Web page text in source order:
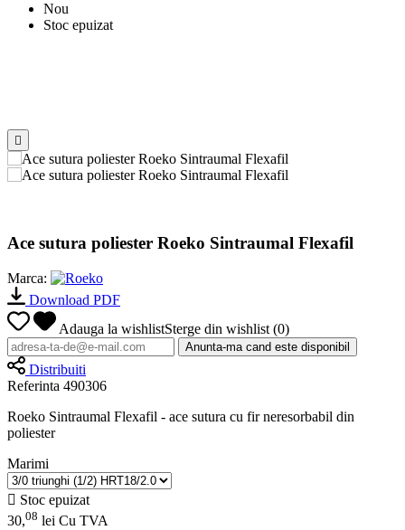
Nou
Stoc epuizat

Ace sutura poliester Roeko Sintraumal Flexafil
Marca:
Download PDF
Adauga la wishlistSterge din wishlist (0)
Anunta-ma cand este disponibil
Distribuiti
Referinta 490306
Roeko Sintraumal Flexafil - ace sutura cu fir neresorbabil din
poliester
Marimi
 Stoc epuizat
30,08 lei Cu TVA